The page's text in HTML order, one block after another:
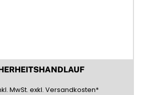
(inklusive)
MwSt. (Mehrwertsteuer)
exkl. (exklusive)
Versandkosten*